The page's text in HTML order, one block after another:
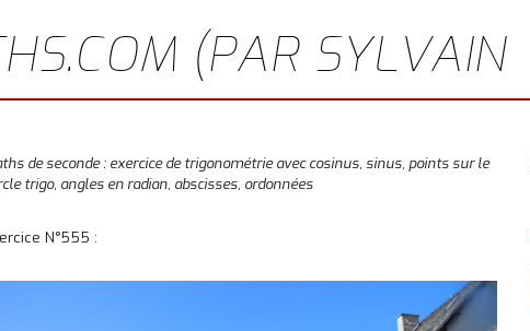
(PAR SYLVAIN
de seconde : exercice de trigonométrie avec cosinus, sinus, points sur le
trigo, angles en radian, abscisses, ordonnées
N°555 :